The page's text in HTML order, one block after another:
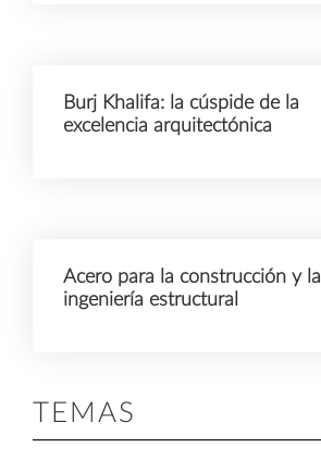
Burj Khalifa: la cúspide de la
excelencia arquitectónica
Acero para la construcción y la
ingeniería estructural
TEMAS